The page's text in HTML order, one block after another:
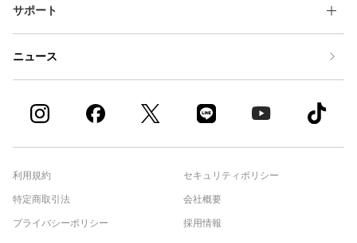
サポート
ニュース
利用規約
特定商取引法
プライバシーポリシー
セキュリティポリシー
会社概要
採用情報